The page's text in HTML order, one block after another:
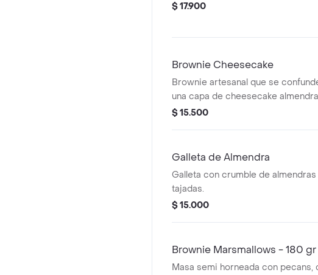
$ 17.900
Brownie Cheesecake
Brownie artesanal que se
una capa de cheesecake
$ 15.500
Galleta de Almendra
Galleta con crumble de almendras
tajadas.
$ 15.000
Brownie Marsmallows - 180 gr
Masa semi horneada con pecans,